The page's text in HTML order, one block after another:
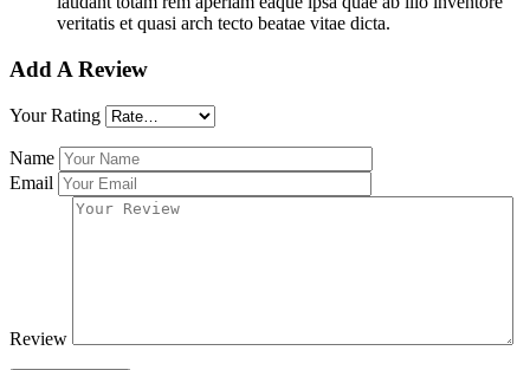
veritatis et quasi arch tecto beatae vitae dicta.
Add A Review
Your Rating
Name
Email
Review